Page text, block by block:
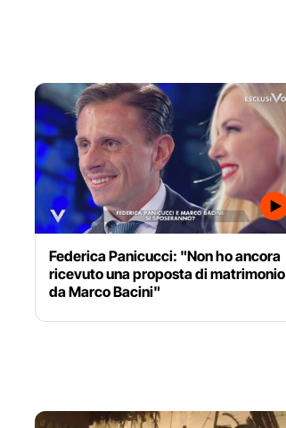
Federica Panicucci: "Non ho ancora
ricevuto una proposta di matrimonio
da Marco Bacini"